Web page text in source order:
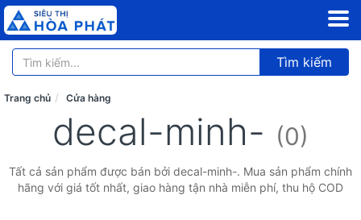
Tìm kiếm
Trang chủ Cửa hàng
decal-minh- (0)
Tất cả sản phẩm được bán bởi decal-minh-. Mua sản phẩm chính
hãng với giá tốt nhất, giao hàng tận nhà miễn phí, thu hộ COD